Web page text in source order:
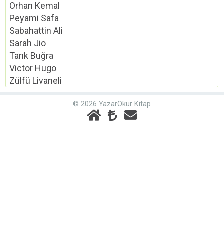
Orhan Kemal
Peyami Safa
Sabahattin Ali
Sarah Jio
Tarık Buğra
Victor Hugo
Zülfü Livaneli
© 2026 YazarOkur Kitap